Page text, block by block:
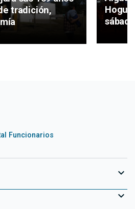
tradición,
Funcionarios
expand_more
expand_more